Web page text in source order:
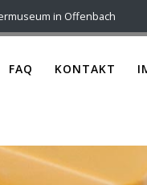
in Offenbach
FAQ KONTAKT